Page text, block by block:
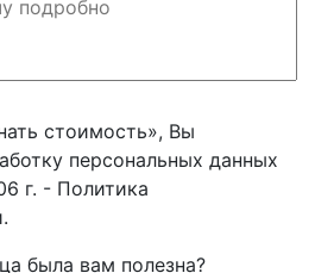
стоимость», Вы
персональных данных
г. - Политика
была вам полезна?